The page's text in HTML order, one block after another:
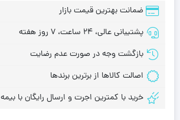
ضمانت بهترین قیمت بازار
پشتیبانی عالی، 24 ساعت، 7 روز هفته
بازگشت وجه در صورت عدم رضایت
اصالت کالاها از برترین برندها
خرید با کمترین اجرت و ارسال رایگان با بیمه